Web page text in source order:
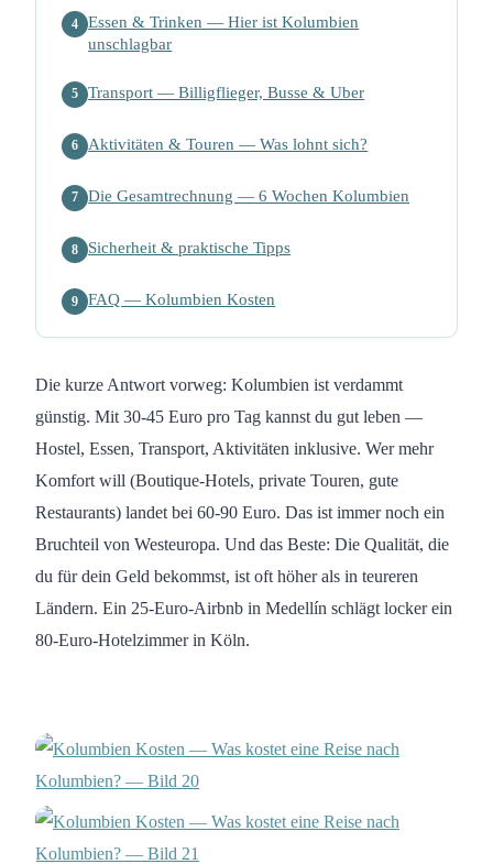
4
Essen & Trinken — Hier ist Kolumbien
unschlagbar
5 Transport — Billigflieger, Busse & Uber
6 Aktivitäten & Touren — Was lohnt sich?
7 Die Gesamtrechnung — 6 Wochen Kolumbien
8 Sicherheit & praktische Tipps
9 FAQ — Kolumbien Kosten
Die kurze Antwort vorweg: Kolumbien ist verdammt
günstig. Mit 30-45 Euro pro Tag kannst du gut leben —
Hostel, Essen, Transport, Aktivitäten inklusive. Wer mehr
Komfort will (Boutique-Hotels, private Touren, gute
Restaurants) landet bei 60-90 Euro. Das ist immer noch ein
Bruchteil von Westeuropa. Und das Beste: Die Qualität, die
du für dein Geld bekommst, ist oft höher als in teureren
Ländern. Ein 25-Euro-Airbnb in Medellín schlägt locker ein
80-Euro-Hotelzimmer in Köln.